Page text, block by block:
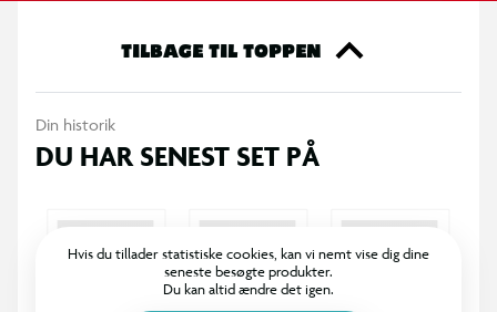
TILBAGE TIL TOPPEN
Din historik
DU HAR SENEST SET PÅ
Hvis du tillader statistiske cookies, kan vi nemt vise dig dine
seneste besøgte produkter.
Du kan altid ændre det igen.